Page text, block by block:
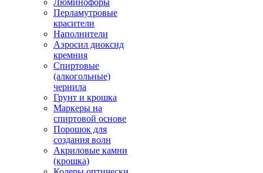
Люминофоры
Перламутровые
красители
Наполнители
Аэросил диоксид
кремния
Спиртовые
(алкогольные)
чернила
Грунт и крошка
Маркеры на
спиртовой основе
Порошок для
создания волн
Акриловые камни
(крошка)